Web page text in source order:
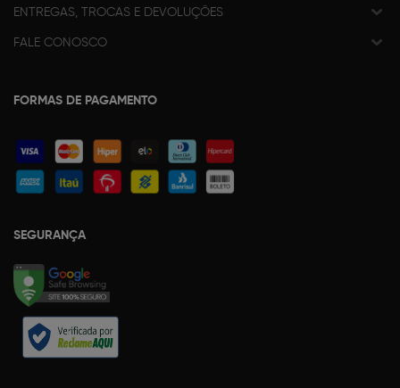
ENTREGAS, TROCAS E DEVOLUÇÕES
FALE CONOSCO
FORMAS DE PAGAMENTO
SEGURANÇA